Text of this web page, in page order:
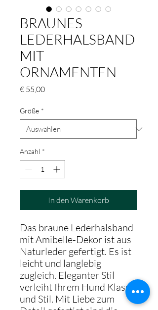
BRAUNES
LEDERHALSBAND
MIT
ORNAMENTEN
€ 55,00Preis
Größe *
Anzahl *
In den Warenkorb
Das braune Lederhalsband
mit Amibelle-Dekor ist aus
Naturleder gefertigt. Es ist
leicht und langlebig
zugleich. Eleganter Stil
verleiht Ihrem Hund Klasse
und Stil. Mit Liebe zum